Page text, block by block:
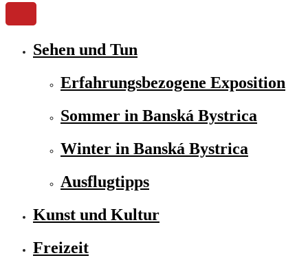
Sehen und Tun
Erfahrungsbezogene Exposition
Sommer in Banská Bystrica
Winter in Banská Bystrica
Ausflugtipps
Kunst und Kultur
Freizeit